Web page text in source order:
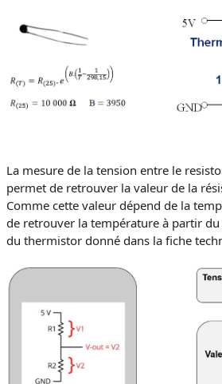
La mesure de la tension entre le
permet de retrouver la valeur de la
Comme cette valeur dépend de la
de retrouver la température à partir
du thermistor donné dans la fiche